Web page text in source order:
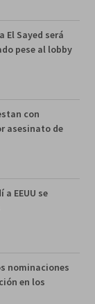
El Sayed será
pese al lobby
con
asesinato de
EEUU se
nominaciones
en los